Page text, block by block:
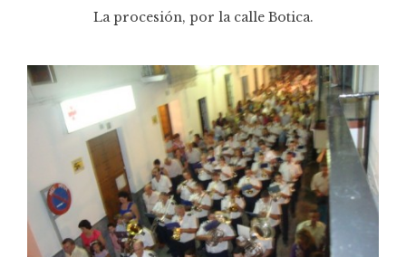
La procesión, por la calle Botica.